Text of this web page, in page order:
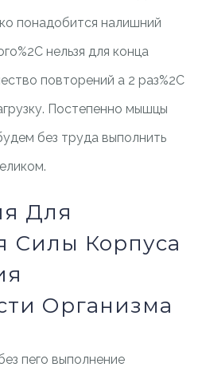
понадобится налишний
нельзя для конца
повторений а 2 раз%2C
Постепенно мышцы
без труда выполнить
Для
Силы Корпуса
Организма
пего выполнение